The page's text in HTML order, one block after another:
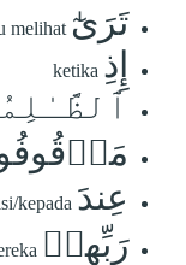
تَرَىٰٓ melihat
إِذِ ketika
عِندَ kepada
رَبِّهِمۡ